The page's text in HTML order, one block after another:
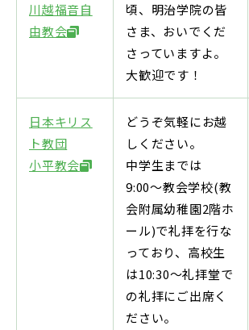
川越福音自
由教会
頃、明治学院の皆
さま、おいでくだ
さっていますよ。
大歓迎です！
日本キリス
ト教団
小平教会
どうぞ気軽にお越
しください。
中学生までは
9:00〜教会学校(教
会附属幼稚園2階ホ
ール)で礼拝を行な
っており、高校生
は10:30〜礼拝堂で
の礼拝にご出席く
ださい。